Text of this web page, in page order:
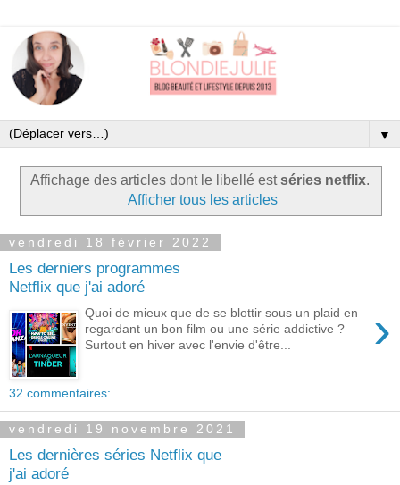
▼
Affichage des articles dont le libellé estséries netflix.
Afficher tous les articles
vendredi 18 février 2022
Les derniers programmes
Netflix que j'ai adoré
›
Quoi de mieux que de se blottir sous un plaid en
regardant un bon film ou une série addictive ?
Surtout en hiver avec l'envie d'être...
32 commentaires:
vendredi 19 novembre 2021
Les dernières séries Netflix que
j'ai adoré